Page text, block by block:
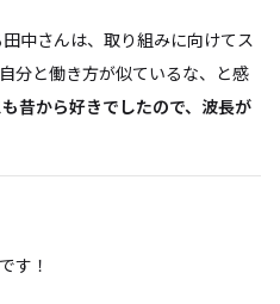
中さんは、取り組みに向けてス
分と働き方が似ているな、と感
昔から好きでしたので、波長が
す！